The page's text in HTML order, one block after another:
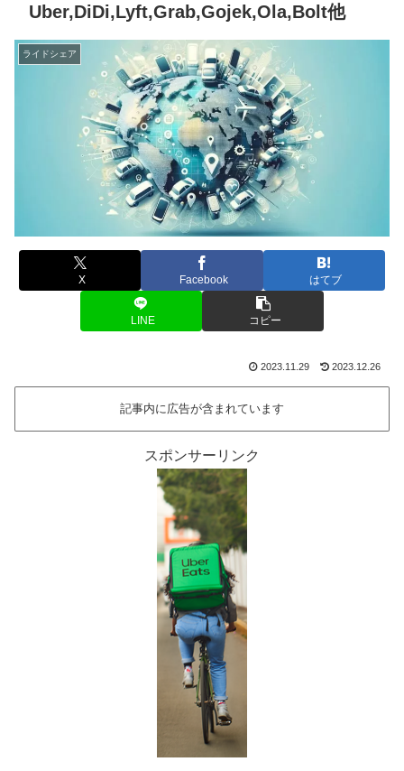
Uber,DiDi,Lyft,Grab,Gojek,Ola,Bolt他
ライドシェア
X Facebook はてブ
LINE コピー
2023.11.29 2023.12.26
記事内に広告が含まれています
スポンサーリンク